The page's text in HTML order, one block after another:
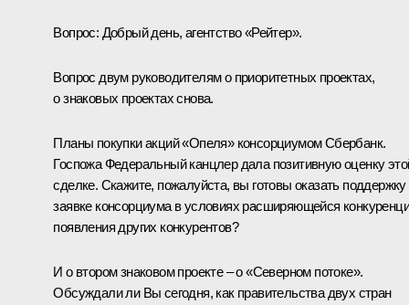
Вопрос: Добрый день, агентство «Рейтер».
Вопрос двум руководителям о приоритетных проектах,
о знаковых проектах снова.
Планы покупки акций «Опеля» консорциумом Сбербанк.
Госпожа Федеральный канцлер дала позитивную оценку
сделке. Скажите, пожалуйста, вы готовы оказать поддержку
заявке консорциума в условиях расширяющейся
появления других конкурентов?
И о втором знаковом проекте – о «Северном потоке».
Обсуждали ли Вы сегодня, как правительства двух стран